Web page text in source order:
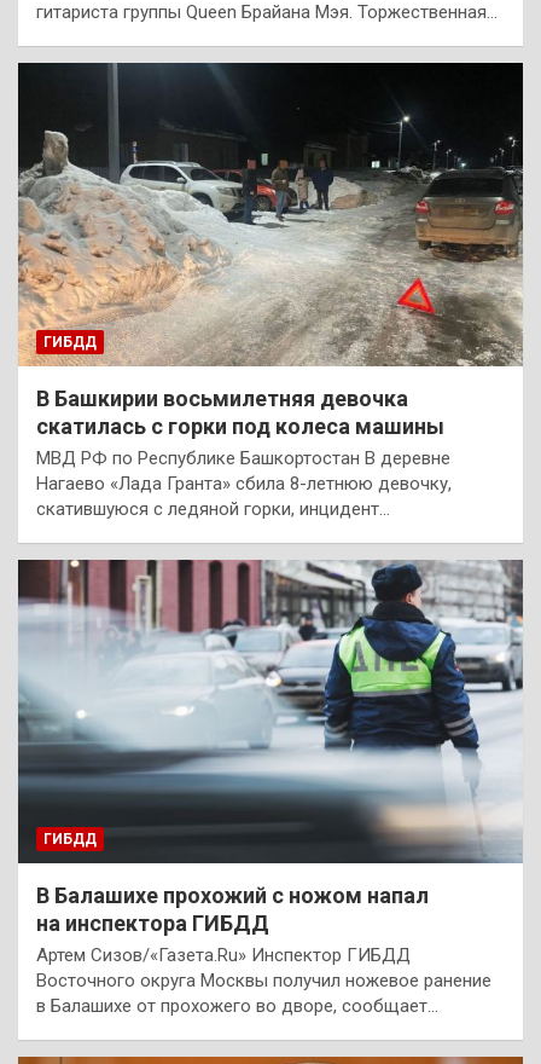
гитариста группы Queen Брайана Мэя. Торжественная…
ГИБДД
В Башкирии восьмилетняя девочка
скатилась с горки под колеса машины
МВД РФ по Республике Башкортостан В деревне
Нагаево «Лада Гранта» сбила 8-летнюю девочку,
скатившуюся с ледяной горки, инцидент…
ГИБДД
В Балашихе прохожий с ножом напал
на инспектора ГИБДД
Артем Сизов/«Газета.Ru» Инспектор ГИБДД
Восточного округа Москвы получил ножевое ранение
в Балашихе от прохожего во дворе, сообщает…